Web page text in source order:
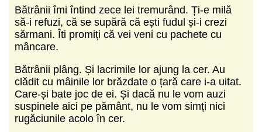
Bătrânii îmi întind zece lei tremurând. Ți-e milă
să-i refuzi, că se supără că ești fudul și-i crezi
sărmani. Îti promiți că vei veni cu pachete cu
mâncare.
Bătrânii plâng. Și lacrimile lor ajung la cer. Au
clădit cu mâinile lor brăzdate o țară care i-a uitat.
Care-și bate joc de ei. Și dacă nu le vom auzi
suspinele aici pe pământ, nu le vom simți nici
rugăciunile acolo în cer.